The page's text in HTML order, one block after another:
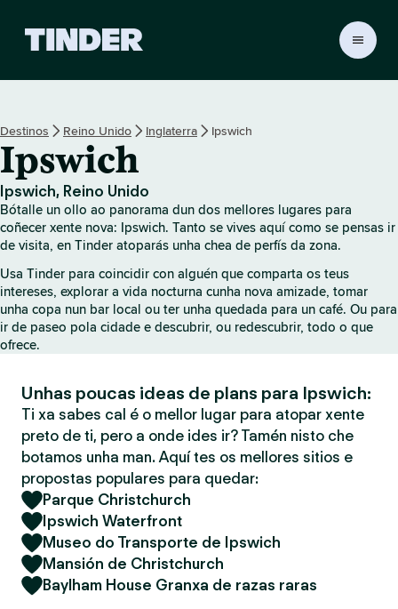
r
m
e
Destinos Reino Unido Inglaterra Ipswich
Ipswich
Ipswich, Reino Unido
Bótalle un ollo ao panorama dun dos mellores lugares para
coñecer xente nova: Ipswich. Tanto se vives aquí como se pensas ir
de visita, en Tinder atoparás unha chea de perfís da zona.
Usa Tinder para coincidir con alguén que comparta os teus
intereses, explorar a vida nocturna cunha nova amizade, tomar
unha copa nun bar local ou ter unha quedada para un café. Ou para
ir de paseo pola cidade e descubrir, ou redescubrir, todo o que
ofrece.
Unhas poucas ideas de plans para Ipswich:
Ti xa sabes cal é o mellor lugar para atopar xente
preto de ti, pero a onde ides ir? Tamén nisto che
botamos unha man. Aquí tes os mellores sitios e
propostas populares para quedar:
Parque Christchurch
Ipswich Waterfront
Museo do Transporte de Ipswich
Mansión de Christchurch
Baylham House Granxa de razas raras